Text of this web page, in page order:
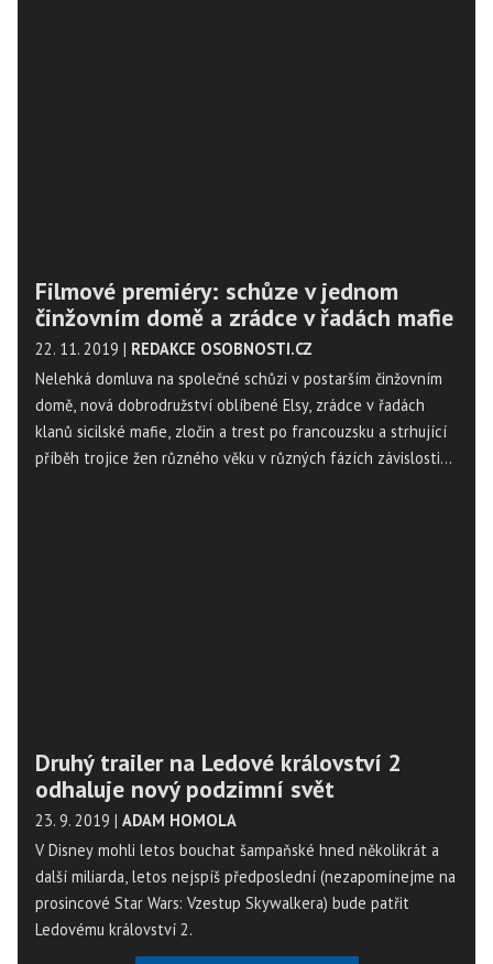
Filmové premiéry: schůze v jednom
činžovním domě a zrádce v řadách mafie
22. 11. 2019 | REDAKCE OSOBNOSTI.CZ
Nelehká domluva na společné schůzi v postarším činžovním
domě, nová dobrodružství oblíbené Elsy, zrádce v řadách
klanů sicilské mafie, zločin a trest po francouzsku a strhující
příběh trojice žen různého věku v různých fázích závislosti
Druhý trailer na Ledové království 2
odhaluje nový podzimní svět
23. 9. 2019 | ADAM HOMOLA
V Disney mohli letos bouchat šampaňské hned několikrát a
další miliarda, letos nejspíš předposlední (nezapomínejme na
prosincové Star Wars: Vzestup Skywalkera) bude patřit
Ledovému království 2.